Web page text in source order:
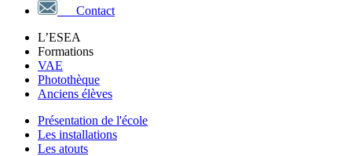
Contact
L’ESEA
Formations
VAE
Photothèque
Anciens élèves
Présentation de l'école
Les installations
Les atouts